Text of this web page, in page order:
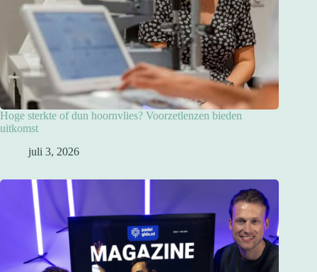
Hoge sterkte of dun hoornvlies? Voorzetlenzen bieden
uitkomst
juli 3, 2026